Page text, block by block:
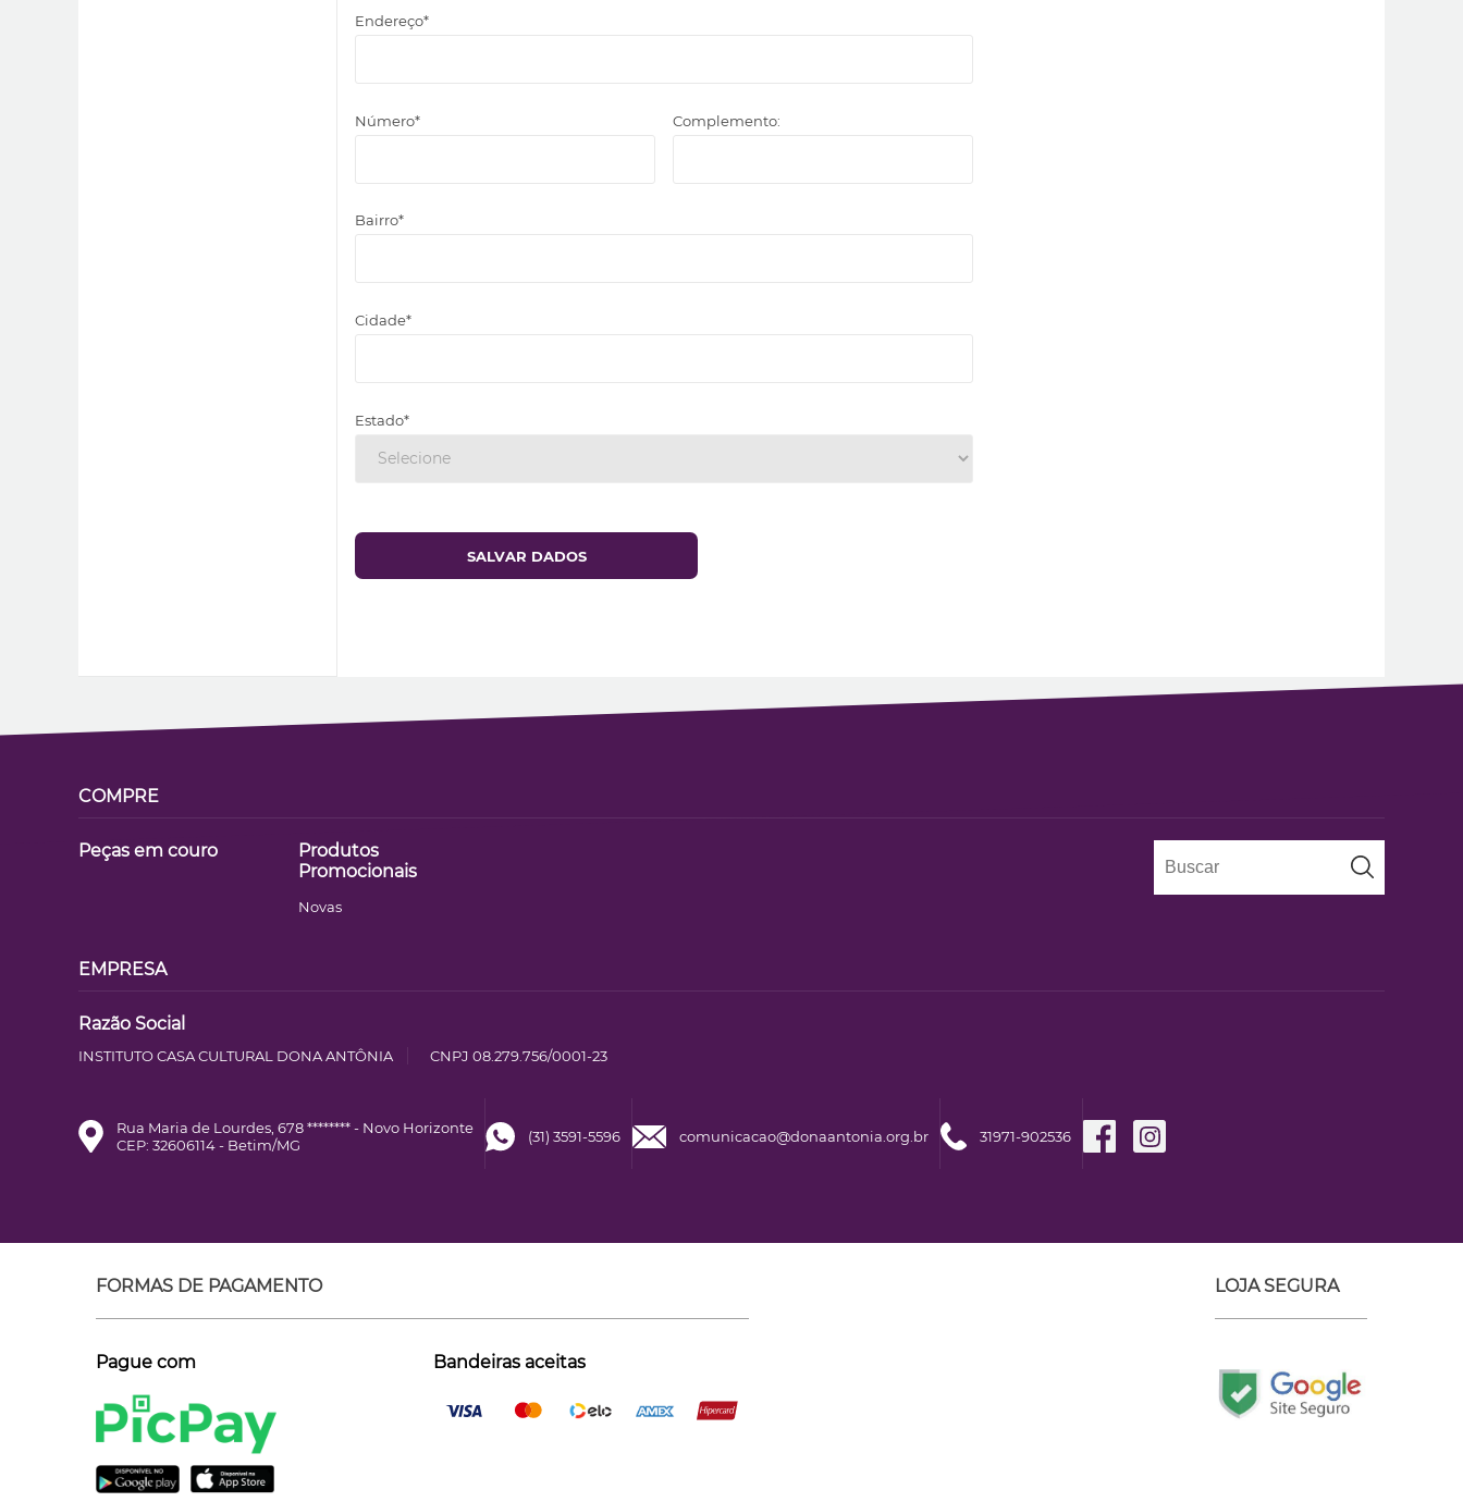
Endereço*
Número* Complemento:
Bairro*
Cidade*
Estado*
SALVAR DADOS
COMPRE
Peças em couro
Produtos
Promocionais
Novas
EMPRESA
Razão Social
INSTITUTO CASA CULTURAL DONA ANTÔNIA CNPJ 08.279.756/0001-23
Rua Maria de Lourdes, 678 ******** - Novo Horizonte
CEP: 32606114 - Betim/MG
(31) 3591-5596 comunicacao@donaantonia.org.br 31971-902536
FORMAS DE PAGAMENTO
Pague com Bandeiras aceitas
LOJA SEGURA